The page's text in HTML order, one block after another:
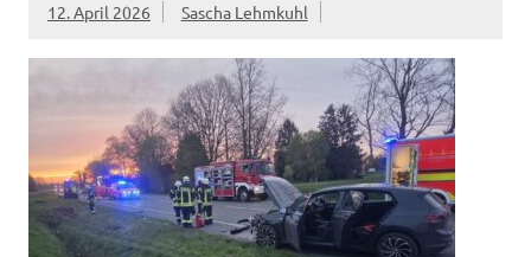
12. April 2026 Sascha Lehmkuhl